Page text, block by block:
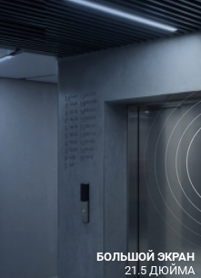
БОЛЬШОЙ ЭКРАН
21.5 ДЮЙМА